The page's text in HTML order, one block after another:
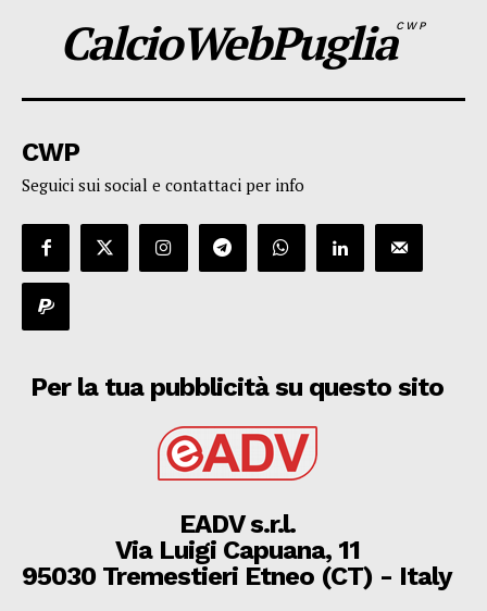
CalcioWebPugliaCWP
CWP
Seguici sui social e contattaci per info
Per la tua pubblicità su questo sito
EADV s.r.l.
Via Luigi Capuana, 11
95030 Tremestieri Etneo (CT) - Italy